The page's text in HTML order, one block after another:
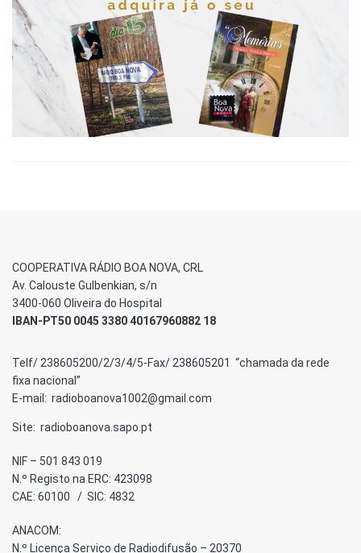
COOPERATIVA RÁDIO BOA NOVA, CRL
Av. Calouste Gulbenkian, s/n
3400-060 Oliveira do Hospital
IBAN-PT50 0045 3380 40167960882 18
Telf/ 238605200/2/3/4/5-Fax/ 238605201 “chamada da rede
fixa nacional”
E-mail: radioboanova1002@gmail.com
Site: radioboanova.sapo.pt
NIF – 501 843 019
N.º Registo na ERC: 423098
CAE: 60100 / SIC: 4832
ANACOM:
N.º Licença Serviço de Radiodifusão – 20370